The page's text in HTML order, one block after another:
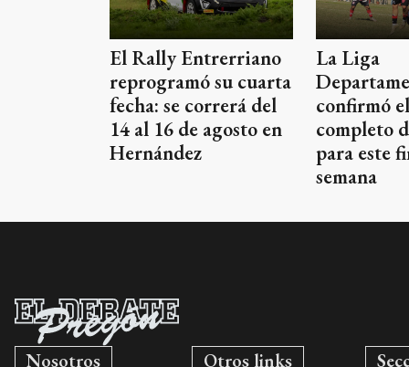
El Rally Entrerriano
reprogramó su cuarta
fecha: se correrá del
14 al 16 de agosto en
Hernández
La Liga
confirmó
completo
para este
semana
Nosotros Otros links